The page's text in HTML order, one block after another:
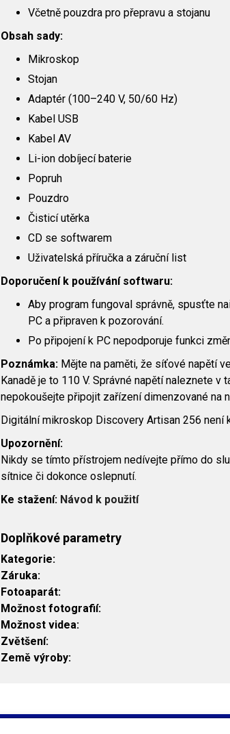
Včetně pouzdra pro přepravu a stojanu
Obsah sady:
Mikroskop
Stojan
Adaptér (100–240 V, 50/60 Hz)
Kabel USB
Kabel AV
Li-ion dobíjecí baterie
Popruh
Pouzdro
Čisticí utěrka
CD se softwarem
Uživatelská příručka a záruční list
Doporučení k používání softwaru:
Aby program fungoval správně, spusťte
PC a připraven k pozorování.
Po připojení k PC nepodporuje funkci
Poznámka: Mějte na paměti, že síťové napětí
Kanadě je to 110 V. Správné napětí naleznete
nepokoušejte připojit zařízení dimenzované na
Digitální mikroskop Discovery Artisan 256
Upozornění:
Nikdy se tímto přístrojem nedívejte přímo do
sítnice či dokonce oslepnutí.
Ke stažení: Návod k použití
Doplňkové parametry
Kategorie:
Záruka:
Fotoaparát:
Možnost fotografií:
Možnost videa:
Zvětšení:
Země výroby: